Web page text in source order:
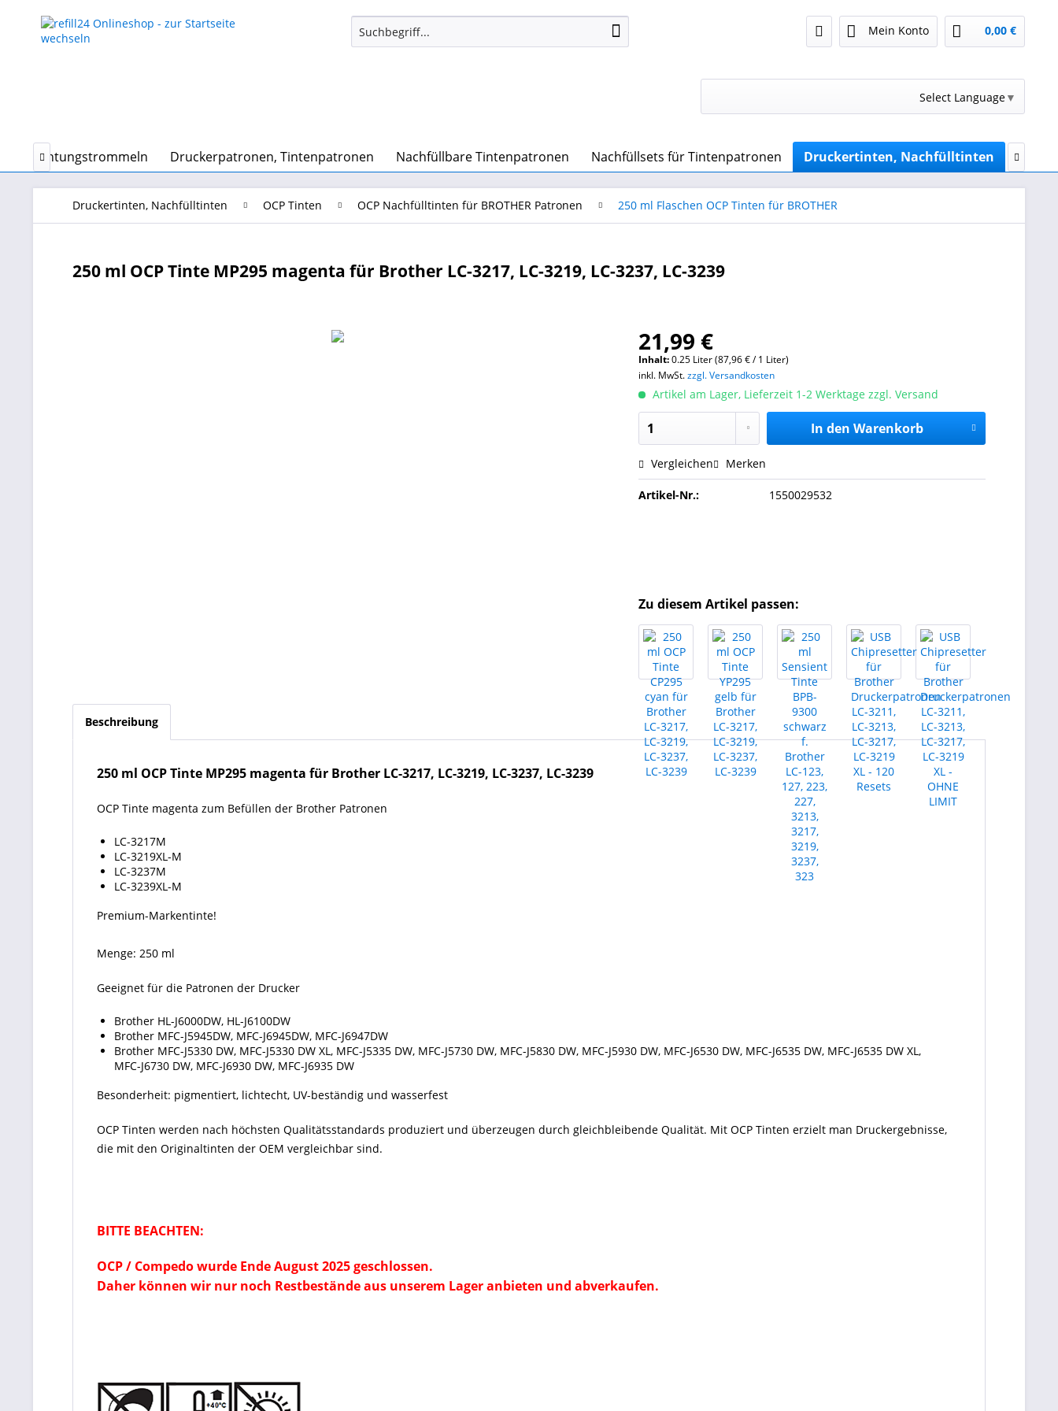
Mein Konto 0,00 €
Select Language▼
Belichtungstrommeln Druckerpatronen, Tintenpatronen Nachfüllbare Tintenpatronen Nachfüllsets für Tintenpatronen Druckertinten, Nachfülltinten
 
Druckertinten, Nachfülltinten OCP Tinten OCP Nachfülltinten für BROTHER Patronen 250 ml Flaschen OCP Tinten für BROTHER
250 ml OCP Tinte MP295 magenta für Brother LC-3217, LC-3219, LC-3237, LC-3239
21,99 €
Inhalt:0.25 Liter (87,96 € / 1 Liter)
inkl. MwSt.zzgl. Versandkosten
Artikel am Lager, Lieferzeit 1-2 Werktage zzgl. Versand
In den Warenkorb
Vergleichen Merken
Artikel-Nr.: 1550029532
Zu diesem Artikel passen:
Beschreibung
250 ml OCP Tinte MP295 magenta für Brother LC-3217, LC-3219, LC-3237, LC-3239
OCP Tinte magenta zum Befüllen der Brother Patronen
LC-3217M
LC-3219XL-M
LC-3237M
LC-3239XL-M
Premium-Markentinte!
Menge: 250 ml
Geeignet für die Patronen der Drucker
Brother HL-J6000DW, HL-J6100DW
Brother MFC-J5945DW, MFC-J6945DW, MFC-J6947DW
Brother MFC-J5330 DW, MFC-J5330 DW XL, MFC-J5335 DW, MFC-J5730 DW, MFC-J5830 DW, MFC-J5930 DW, MFC-J6530 DW, MFC-J6535 DW, MFC-J6535 DW XL,
MFC-J6730 DW, MFC-J6930 DW, MFC-J6935 DW
Besonderheit: pigmentiert, lichtecht, UV-beständig und wasserfest
OCP Tinten werden nach höchsten Qualitätsstandards produziert und überzeugen durch gleichbleibende Qualität. Mit OCP Tinten erzielt man Druckergebnisse,
die mit den Originaltinten der OEM vergleichbar sind.
BITTE BEACHTEN:
OCP / Compedo wurde Ende August 2025 geschlossen.
Daher können wir nur noch Restbestände aus unserem Lager anbieten und abverkaufen.